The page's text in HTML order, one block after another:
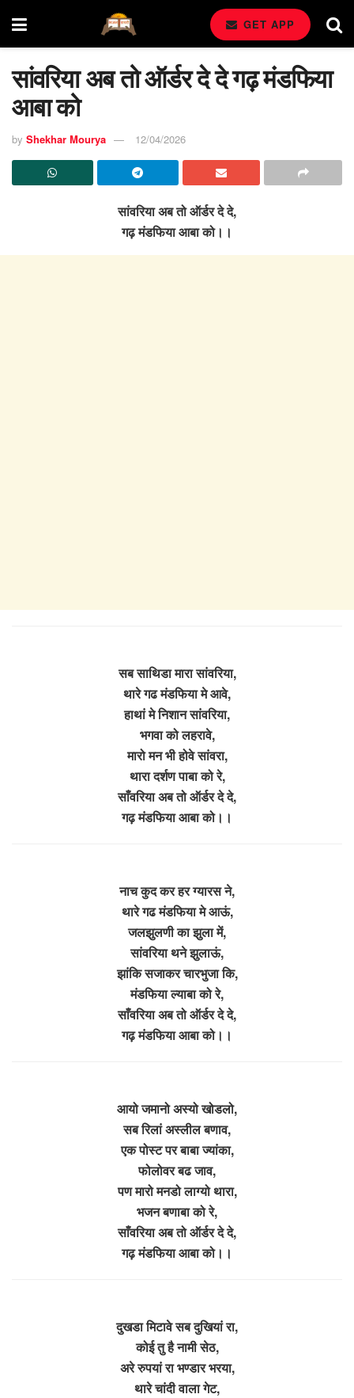
GET APP
सांवरिया अब तो ऑर्डर दे दे गढ़ मंडफिया
आबा को
by Shekhar Mourya 12/04/2026
सांवरिया अब तो ऑर्डर दे दे,
गढ़ मंडफिया आबा को।।
सब साथिडा मारा सांवरिया,
थारे गढ मंडफिया मे आवे,
हाथां मे निशान सांवरिया,
भगवा को लहरावे,
मारो मन भी होवे सांवरा,
थारा दर्शण पाबा को रे,
साँवरिया अब तो ऑर्डर दे दे,
गढ़ मंडफिया आबा को।।
नाच कुद कर हर ग्यारस ने,
थारे गढ मंडफिया मे आऊं,
जलझुलणी का झुला में,
सांवरिया थने झुलाऊं,
झांकि सजाकर चारभुजा कि,
मंडफिया ल्याबा को रे,
साँवरिया अब तो ऑर्डर दे दे,
गढ़ मंडफिया आबा को।।
आयो जमानो अस्यो खोडलो,
सब रिलां अस्लील बणाव,
एक पोस्ट पर बाबा ज्यांका,
फोलोवर बढ जाव,
पण मारो मनडो लाग्यो थारा,
भजन बणाबा को रे,
साँवरिया अब तो ऑर्डर दे दे,
गढ़ मंडफिया आबा को।।
दुखडा मिटावे सब दुखियां रा,
कोई तु है नामी सेठ,
अरे रुपयां रा भण्डार भरया,
थारे चांदी वाला गेट,